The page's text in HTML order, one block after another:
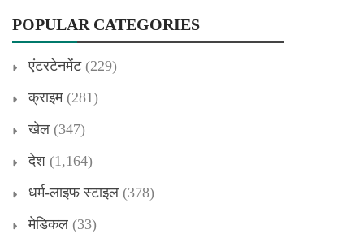
POPULAR CATEGORIES
एंटरटेनमेंट(229)
क्राइम(281)
खेल (347)
देश (1,164)
धर्म-लाइफ स्टाइल (378)
मेडिकल (33)